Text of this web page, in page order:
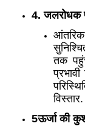
4. जलरोधक
आंतरिक
तक
विस्तार.
5ऊर्जा की